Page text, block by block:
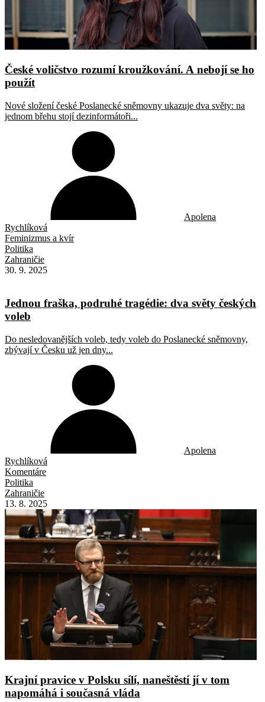
České voličstvo rozumí kroužkování. A nebojí se ho
použít
Nové složení české Poslanecké sněmovny ukazuje dva světy: na
jednom břehu stojí dezinformátoři...
Apolena
Rychlíková
Feminizmus a kvír
Politika
Zahraničie
30. 9. 2025
Jednou fraška, podruhé tragédie: dva světy českých
voleb
Do nesledovanějších voleb, tedy voleb do Poslanecké sněmovny,
zbývají v Česku už jen dny...
Apolena
Rychlíková
Komentáre
Politika
Zahraničie
13. 8. 2025
Krajní pravice v Polsku sílí, naneštěstí jí v tom
napomáhá i současná vláda